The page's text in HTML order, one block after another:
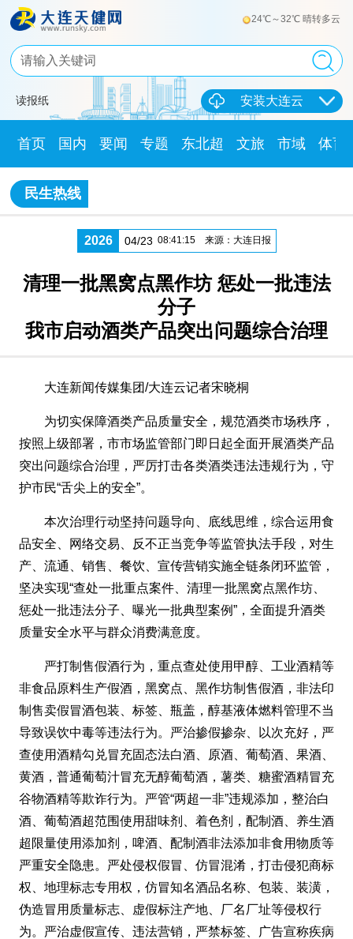
24℃～32℃ 晴转多云
读报纸 安装大连云
首页 国内 要闻 专题 东北超 文旅 市域 体育
民生热线
2026 04/23 08:41:15 来源：大连日报
清理一批黑窝点黑作坊 惩处一批违法
分子
我市启动酒类产品突出问题综合治理
大连新闻传媒集团/大连云记者宋晓桐
为切实保障酒类产品质量安全，规范酒类市场秩序，
按照上级部署，市市场监管部门即日起全面开展酒类产品
突出问题综合治理，严厉打击各类酒类违法违规行为，守
护市民“舌尖上的安全”。
本次治理行动坚持问题导向、底线思维，综合运用食
品安全、网络交易、反不正当竞争等监管执法手段，对生
产、流通、销售、餐饮、宣传营销实施全链条闭环监管，
坚决实现“查处一批重点案件、清理一批黑窝点黑作坊、
惩处一批违法分子、曝光一批典型案例”，全面提升酒类
质量安全水平与群众消费满意度。
严打制售假酒行为，重点查处使用甲醇、工业酒精等
非食品原料生产假酒，黑窝点、黑作坊制售假酒，非法印
制售卖假冒酒包装、标签、瓶盖，醇基液体燃料管理不当
导致误饮中毒等违法行为。严治掺假掺杂、以次充好，严
查使用酒精勾兑冒充固态法白酒、原酒、葡萄酒、果酒、
黄酒，普通葡萄汁冒充无醇葡萄酒，薯类、糖蜜酒精冒充
谷物酒精等欺诈行为。严管“两超一非”违规添加，整治白
酒、葡萄酒超范围使用甜味剂、着色剂，配制酒、养生酒
超限量使用添加剂，啤酒、配制酒非法添加非食用物质等
严重安全隐患。严处侵权假冒、仿冒混淆，打击侵犯商标
权、地理标志专用权，仿冒知名酒品名称、包装、装潢，
伪造冒用质量标志、虚假标注产地、厂名厂址等侵权行
为。严治虚假宣传、违法营销，严禁标签、广告宣称疾病